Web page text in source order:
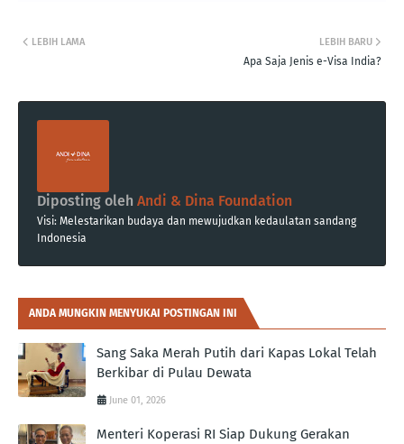
LEBIH BARU
Apa Saja Jenis e-Visa India?
LEBIH LAMA
Diposting oleh Andi & Dina Foundation
Visi: Melestarikan budaya dan mewujudkan kedaulatan sandang
Indonesia
ANDA MUNGKIN MENYUKAI POSTINGAN INI
Sang Saka Merah Putih dari Kapas Lokal Telah
Berkibar di Pulau Dewata
June 01, 2026
Menteri Koperasi RI Siap Dukung Gerakan